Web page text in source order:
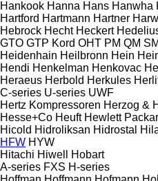
Hankook Hanna Hans Hanwha
Hartford Hartmann Hartner
Hebrock Hecht Heckert
GTO GTP Kord OHT PM QM SM
Heidenhain Heilbronn Hein
Hendi Henkelman Henkovac
Heraeus Herbold Herkules
C-series U-series UWF
Hertz Kompressoren Herzog &
Hesse+Co Heuft Hewlett
Hicold Hidroliksan Hidrostal
HFW HYW
Hitachi Hiwell
Hobart
A-series FXS H-series